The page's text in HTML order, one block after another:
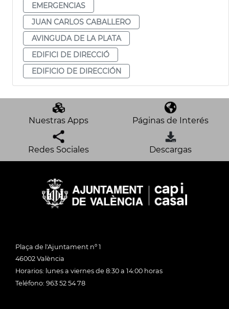
EMERGENCIAS
JUAN CARLOS CABALLERO
AVINGUDA DE LA PLATA
EDIFICI DE DIRECCIÓ
EDIFICIO DE DIRECCIÓN
Nuestras Apps Páginas de Interés
Redes Sociales Descargas
Plaça de l'Ajuntament nº 1
46002 València
Horarios: lunes a viernes de 8:30 a 14:00 horas
Teléfono: 963 52 54 78